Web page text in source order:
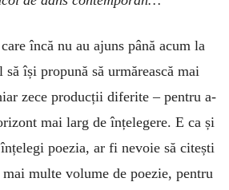
încă nu au ajuns până acum la
să își propună să urmărească mai
zece producții diferite – pentru a-
mai larg de înțelegere. E ca și
poezia, ar fi nevoie să citești
multe volume de poezie, pentru